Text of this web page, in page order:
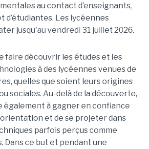
au contact d’enseignants,
d’étudiantes. Les lycéennes
jusqu'au vendredi 31 juillet 2026.
faire découvrir les études et les
à des lycéennes venues de
quelles que soient leurs origines
sociales. Au-delà de la découverte,
également à gagner en confiance
et de se projeter dans
parfois perçus comme
Dans ce but et pendant une